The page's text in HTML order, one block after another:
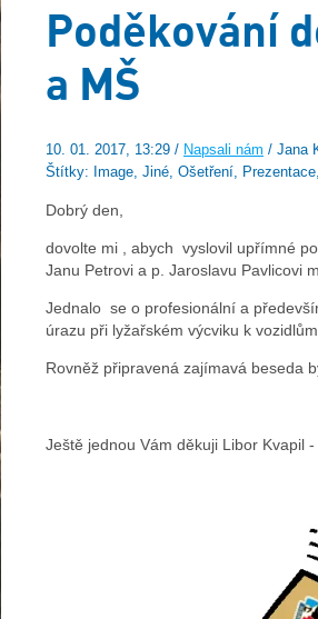
Poděkování
a MŠ
10. 01. 2017, 13:29 / Napsali nám / Jana
Štítky: Image, Jiné, Ošetření,
Dobrý den,
dovolte mi , abych vyslovil upřímné
Janu Petrovi a p. Jaroslavu Pavlicovi
Jednalo se o profesionální a
úrazu při lyžařském výcviku k
Rovněž připravená zajímavá beseda
Ještě jednou Vám děkuji Libor Kvapil